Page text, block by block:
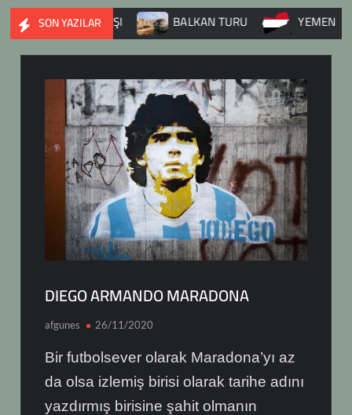
TAKVİMİ
SON YAZILAR
İÇ SAVAŞI BALKAN TURU YEMEN
DIEGO ARMANDO MARADONA
afgunes 26/11/2020
Bir futbolsever olarak Maradona’yı az
da olsa izlemiş birisi olarak tarihe adını
yazdırmış birisine şahit olmanın